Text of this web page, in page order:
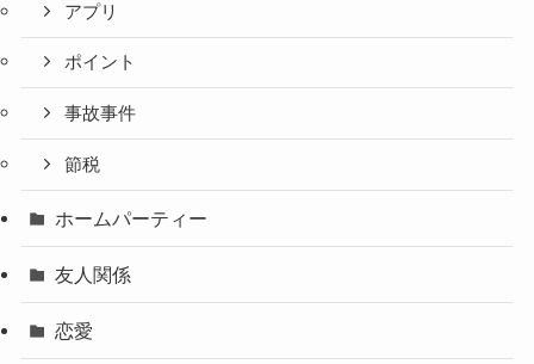
アプリ
ポイント
事故事件
節税
ホームパーティー
友人関係
恋愛